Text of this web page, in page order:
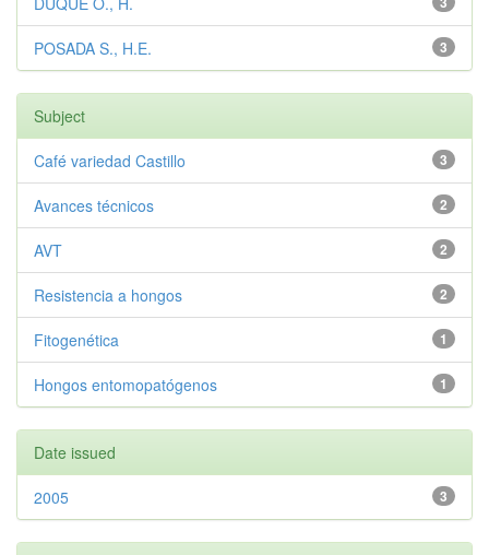
3
POSADA S., H.E.
Subject
3
Café variedad Castillo
2
Avances técnicos
2
AVT
2
Resistencia a hongos
1
Fitogenética
1
Hongos entomopatógenos
Date issued
3
2005